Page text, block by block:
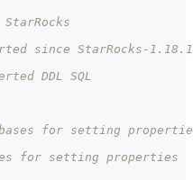
since StarRocks-1.18.1
DDL SQL
for setting
for setting properties